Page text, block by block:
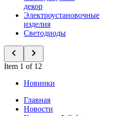
декор
Электроустановочные
изделия
Светодиоды
Item 1 of 12
Новинки
Главная
Новости